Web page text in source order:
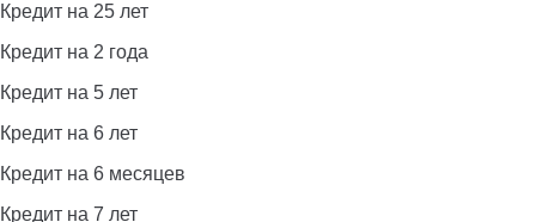
Кредит на 25 лет
Кредит на 2 года
Кредит на 5 лет
Кредит на 6 лет
Кредит на 6 месяцев
Кредит на 7 лет